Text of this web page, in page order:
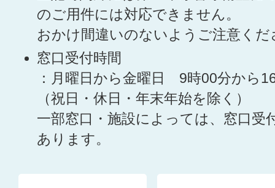
のご用件には対応できません。
おかけ間違いのないようご注意くだ
窓口受付時間
：月曜日から金曜日 9時00分から
（祝日・休日・年末年始を除く）
一部窓口・施設によっては、窓口受
あります。